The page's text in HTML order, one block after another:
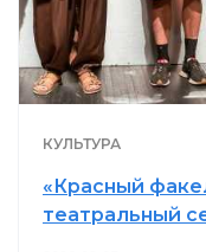
КУЛЬТУРА
«Красный
театральный